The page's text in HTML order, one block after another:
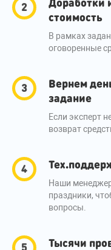
стоимость
В рамках
оговоренные
Вернем
задание
Если эксперт
возврат
Наши
праздники,
вопросы.
Тысячи